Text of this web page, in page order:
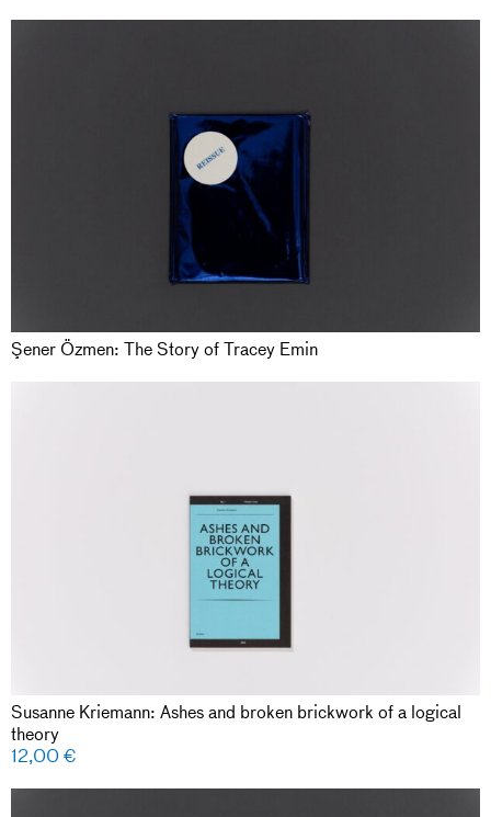
Şener Özmen: The Story of Tracey Emin
Susanne Kriemann: Ashes and broken brickwork of a logical
theory
12,00€